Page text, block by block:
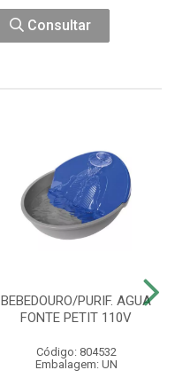
Consultar
BEBEDOURO/PURIF. AGUA
FONTE PETIT 110V
Código: 804532
Embalagem: UN